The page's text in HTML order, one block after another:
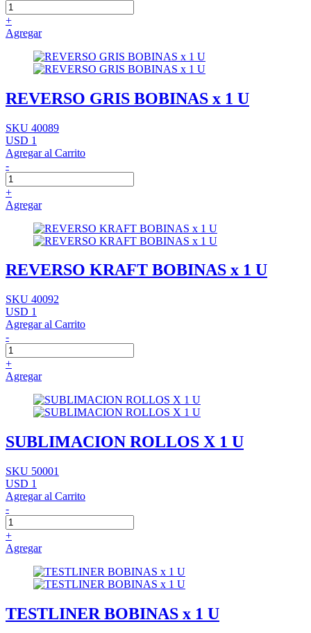
+
Agregar
REVERSO GRIS BOBINAS x 1 U
SKU 40089
USD 1
Agregar al Carrito
-
+
Agregar
REVERSO KRAFT BOBINAS x 1 U
SKU 40092
USD 1
Agregar al Carrito
-
+
Agregar
SUBLIMACION ROLLOS X 1 U
SKU 50001
USD 1
Agregar al Carrito
-
+
Agregar
TESTLINER BOBINAS x 1 U